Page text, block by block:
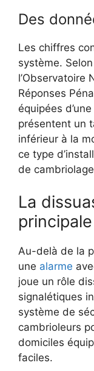
Des
Les chiffres
système.
l’Observatoire
Réponses
équipées
présentent un
inférieur à la
ce type
de
La
principale
Au-delà de la
une alarme
joue un rôle
signalétiques
système de
cambrioleurs
domiciles
faciles.